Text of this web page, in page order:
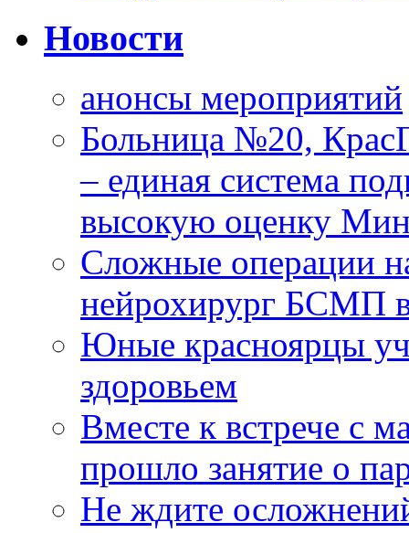
Новости
анонсы мероприятий
Больница №20,
– единая система
высокую оценку
Сложные операции
нейрохирург БСМП
Юные красноярцы
здоровьем
Вместе к встрече с
прошло занятие о
Не ждите